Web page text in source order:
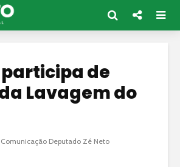
participa de
Lavagem do
Comunicação Deputado Zé Neto